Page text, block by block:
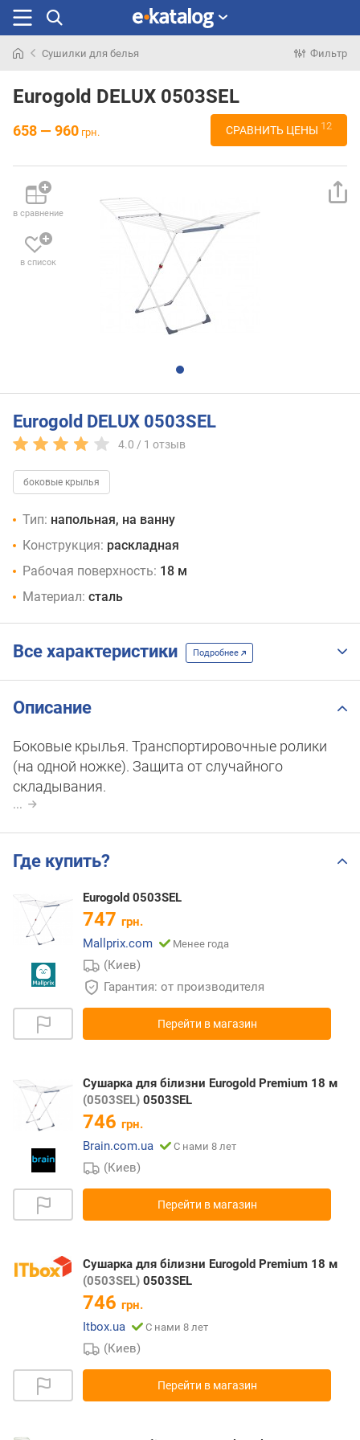
раньше
Сушилки для белья Фильтр
Eurogold DELUX 0503SEL
658 — 960 грн. СРАВНИТЬ ЦЕНЫ 12
в сравнение
в список
Eurogold DELUX 0503SEL
4.0 / 1 отзыв
боковые крылья
Тип: напольная, на ванну
Конструкция: раскладная
Рабочая поверхность: 18 м
Материал: сталь
Все характеристики Подробнее
Описание
Боковые крылья. Транспортировочные ролики
(на одной ножке). Защита от случайного
складывания.
...
Где купить?
Eurogold 0503SEL
747 грн.
Mallprix.com
Менее года
(Киев)
Гарантия: от производителя
Перейти в магазин
Сушарка для білизни Eurogold Premium 18 м
(0503SEL) 0503SEL
746 грн.
Brain.com.ua
С нами 8 лет
(Киев)
Перейти в магазин
Сушарка для білизни Eurogold Premium 18 м
(0503SEL) 0503SEL
746 грн.
Itbox.ua
С нами 8 лет
(Киев)
Перейти в магазин